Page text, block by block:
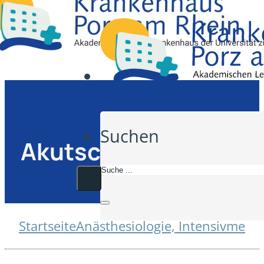
Suchen
Akutschmerzdienst
StartseiteAnästhesiologie,